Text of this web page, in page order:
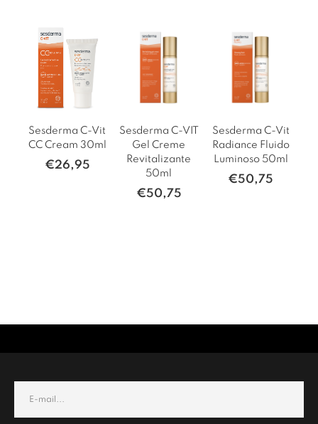
Sesderma C-Vit
CC Cream 30ml
€26,95
Sesderma C-VIT
Gel Creme
Revitalizante
50ml
€50,75
Sesderma C-Vit
Radiance Fluido
Luminoso 50ml
€50,75